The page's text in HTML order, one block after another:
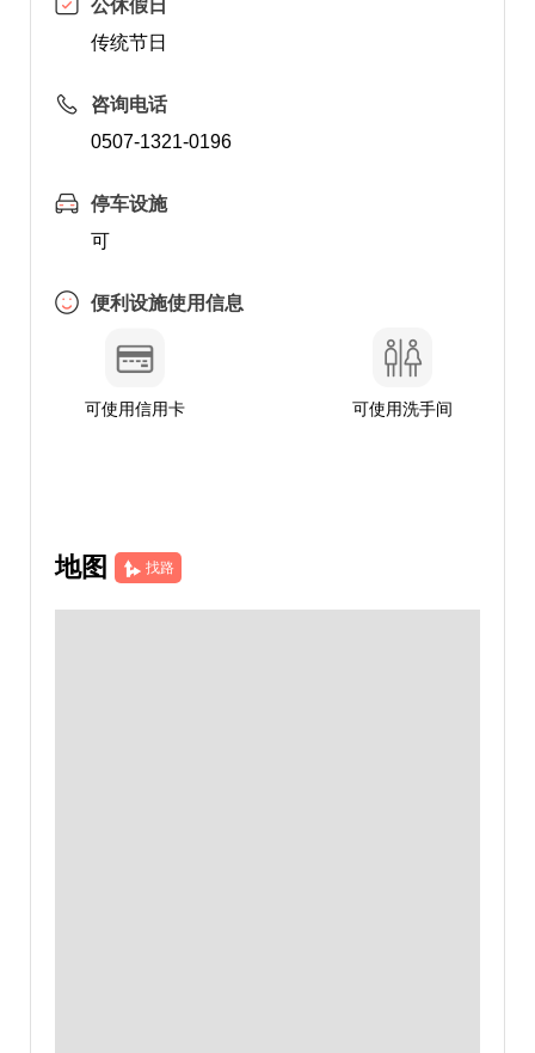
公休假日
传统节日
咨询电话
0507-1321-0196
停车设施
可
便利设施使用信息
可使用信用卡 可使用洗手间
地图 找路